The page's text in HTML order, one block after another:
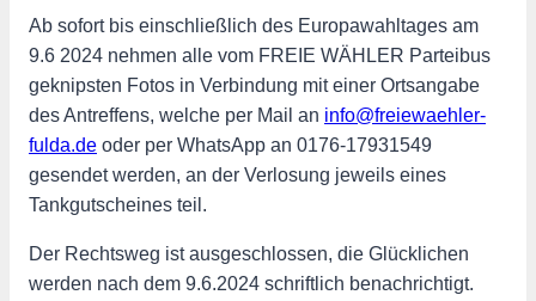
Ab sofort bis einschließlich des Europawahltages am
9.6 2024 nehmen alle vom FREIE WÄHLER Parteibus
geknipsten Fotos in Verbindung mit einer Ortsangabe
des Antreffens, welche per Mail an info@freiewaehler-
fulda.de oder per WhatsApp an 0176-17931549
gesendet werden, an der Verlosung jeweils eines
Tankgutscheines teil.
Der Rechtsweg ist ausgeschlossen, die Glücklichen
werden nach dem 9.6.2024 schriftlich benachrichtigt.